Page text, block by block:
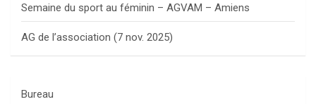
Semaine du sport au féminin – AGVAM – Amiens
AG de l’association (7 nov. 2025)
Bureau